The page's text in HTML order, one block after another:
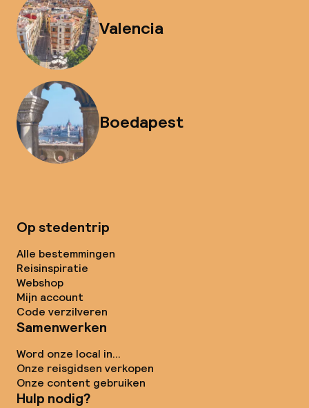
Valencia
Boedapest
Op stedentrip
Alle bestemmingen
Reisinspiratie
Webshop
Mijn account
Code verzilveren
Samenwerken
Word onze local in...
Onze reisgidsen verkopen
Onze content gebruiken
Hulp nodig?